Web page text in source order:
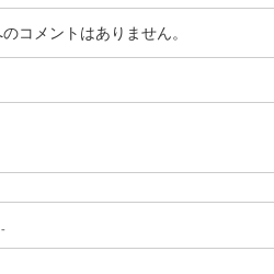
コメントはありません。